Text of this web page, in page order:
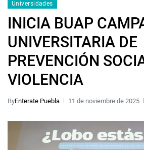
Universidades
INICIA BUAP
UNIVERSITARIA DE
PREVENCIÓN
VIOLENCIA
ByEnterate Puebla 11 de noviembre de 2025